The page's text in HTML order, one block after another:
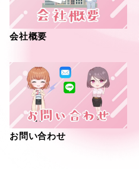
会社概要
お問い合わせ